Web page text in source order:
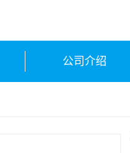
公司介绍